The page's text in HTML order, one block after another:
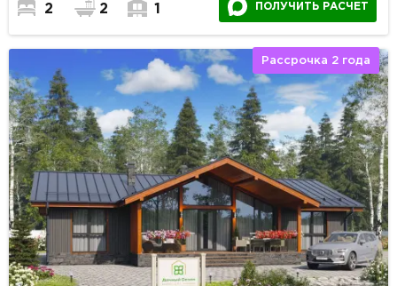
2 2 1 ПОЛУЧИТЬ РАСЧЕТ
Рассрочка 2 года